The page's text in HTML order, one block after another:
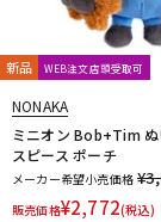
新品 WEB注文店頭受取可
NONAKA
ミニオン Bob+Tim
スピース ポーチ
メーカー希望小売価格
販売価格¥2,772(税込)